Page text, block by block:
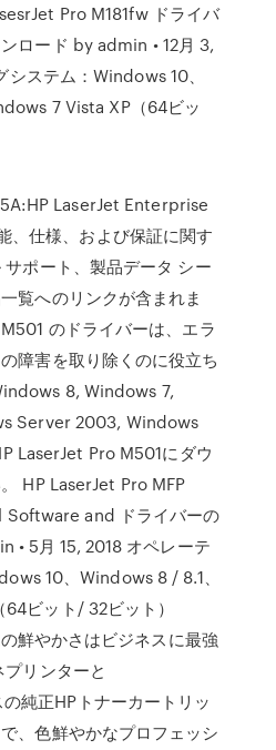
Pro M181fw ドライバ
ロード by admin • 12月 3,
ステム：Windows 10、
7 Vista XP（64ビッ
LaserJet Enterprise
、仕様、および保証に関す
ポート、製品データ シー
覧へのリンクが含まれま
のドライバーは、エラ
障害を取り除くのに役立ち
8, Windows 7,
Server 2003, Windows
LaserJet Pro M501にダウ
HP LaserJet Pro MFP
Software and ドライバーの
• 5月 15, 2018 オペレーテ
10、Windows 8 / 8.1、
ビット/ 32ビット）
鮮やかさはビジネスに最強
リンターと
純正HPトナーカートリッ
、色鮮やかなプロフェッシ